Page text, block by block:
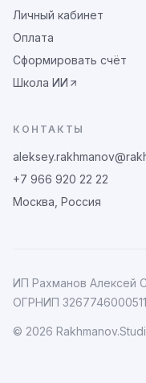
Личный кабинет
Оплата
Сформировать счёт
Школа ИИ
КОНТАКТЫ
+7 966 920 22 22
Москва, Россия
ИП Рахманов Алексей
ОГРНИП
© 2026